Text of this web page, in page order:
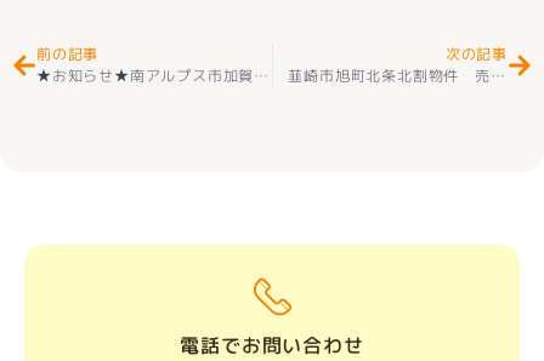
前の記事
★お知らせ★南アルプス市加賀美 第３ 全2棟 新築建売住宅
耐震
次の記事
韮崎市旭町北条北割物件 売却相談 ありがとうございました(^^♪
電話でお問い合わせ